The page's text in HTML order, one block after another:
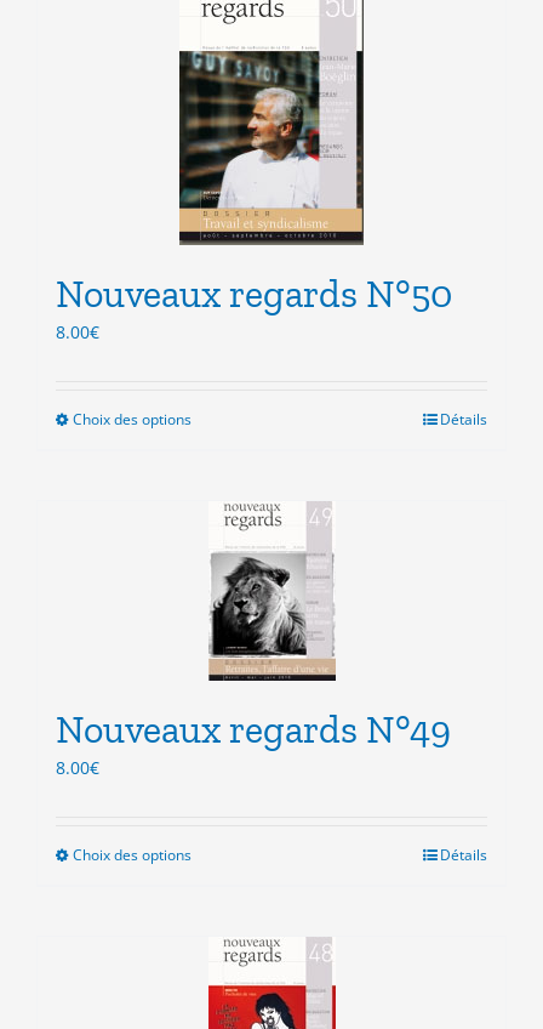
options
peuvent
être
choisies
sur
la
page
du
Nouveaux regards N°50
8.00€
Choix des optionsCe
plusieurs
variations.
Les
options
peuvent
être
choisies
sur
page
Détails
Nouveaux regards N°49
8.00€
Choix des optionsCe
plusieurs
variations.
Les
options
Détails